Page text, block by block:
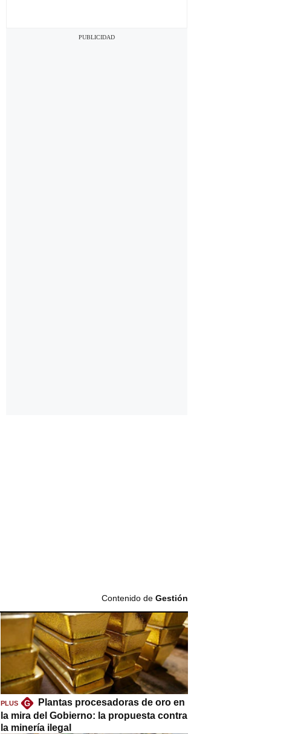
Contenido de Gestión
PLUS G
Plantas procesadoras de oro en
la mira del Gobierno: la propuesta contra
la minería ilegal